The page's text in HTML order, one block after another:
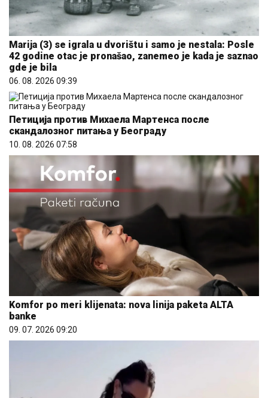
Marija (3) se igrala u dvorištu i samo je nestala: Posle
42 godine otac je pronašao, zanemeo je kada je saznao
gde je bila
06. 08. 2026 09:39
Петиција против Михаела Мартенса после
скандалозног питања у Београду
10. 08. 2026 07:58
Komfor po meri klijenata: nova linija paketa ALTA
banke
09. 07. 2026 09:20